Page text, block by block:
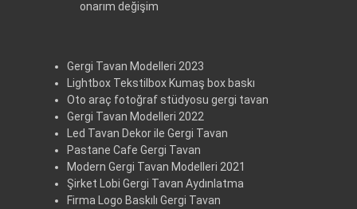
onarım değişim
Gergi Tavan Modelleri 2023
Lightbox Tekstilbox Kumaş box baskı
Oto araç fotoğraf stüdyosu gergi tavan
Gergi Tavan Modelleri 2022
Led Tavan Dekor ile Gergi Tavan
Pastane Cafe Gergi Tavan
Modern Gergi Tavan Modelleri 2021
Şirket Lobi Gergi Tavan Aydınlatma
Firma Logo Baskılı Gergi Tavan